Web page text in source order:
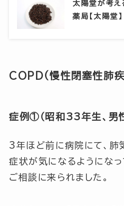
太陽堂が考
薬局【太陽堂】
COPD(慢性閉塞性肺
症例①（昭和33年生、男
3年ほど前に病院にて、 肺
症状が気になるようになっ
ご相談に来られました。